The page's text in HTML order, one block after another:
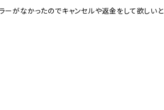
がなかったのでキャンセルや返金をして欲しいと